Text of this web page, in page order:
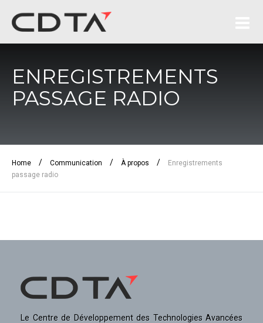
ENREGISTREMENTS
PASSAGE RADIO
Home / Communication / À propos /
Enregistrements
passage radio
Le Centre de Développement des Technologies Avancées